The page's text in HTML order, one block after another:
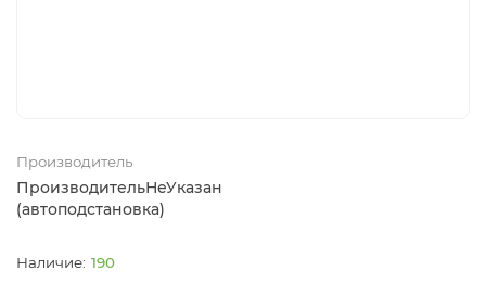
Производитель
ПроизводительНеУказан
(автоподстановка)
190